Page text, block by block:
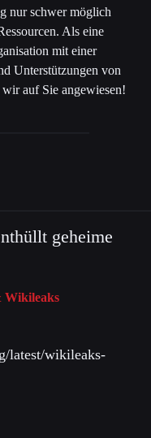
nur schwer möglich
Als eine
mit einer
Unterstützungen von
auf Sie angewiesen!
geheime
Wikileaks
latest/wikileaks-